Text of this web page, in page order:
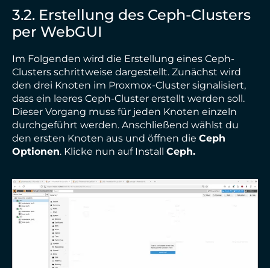
3.2. Erstellung des Ceph-Clusters
per WebGUI
Im Folgenden wird die Erstellung eines Ceph-
Clusters schrittweise dargestellt. Zunächst wird
den drei Knoten im Proxmox-Cluster signalisiert,
dass ein leeres Ceph-Cluster erstellt werden soll.
Dieser Vorgang muss für jeden Knoten einzeln
durchgeführt werden. Anschließend wählst du
den ersten Knoten aus und öffnen die Ceph
Optionen. Klicke nun auf Install Ceph.